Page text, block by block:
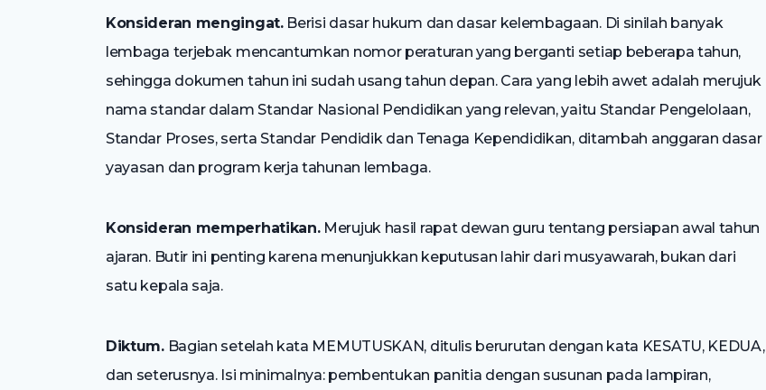
Konsideran mengingat.Berisi dasar hukum dan dasar kelembagaan. Di sinilah banyak
lembaga terjebak mencantumkan nomor peraturan yang berganti setiap beberapa tahun,
sehingga dokumen tahun ini sudah usang tahun depan. Cara yang lebih awet adalah merujuk
nama standar dalam Standar Nasional Pendidikan yang relevan, yaitu Standar Pengelolaan,
Standar Proses, serta Standar Pendidik dan Tenaga Kependidikan, ditambah anggaran dasar
yayasan dan program kerja tahunan lembaga.
Konsideran memperhatikan.Merujuk hasil rapat dewan guru tentang persiapan awal tahun
ajaran. Butir ini penting karena menunjukkan keputusan lahir dari musyawarah, bukan dari
satu kepala saja.
Diktum.Bagian setelah kata MEMUTUSKAN, ditulis berurutan dengan kata KESATU, KEDUA,
dan seterusnya. Isi minimalnya: pembentukan panitia dengan susunan pada lampiran,